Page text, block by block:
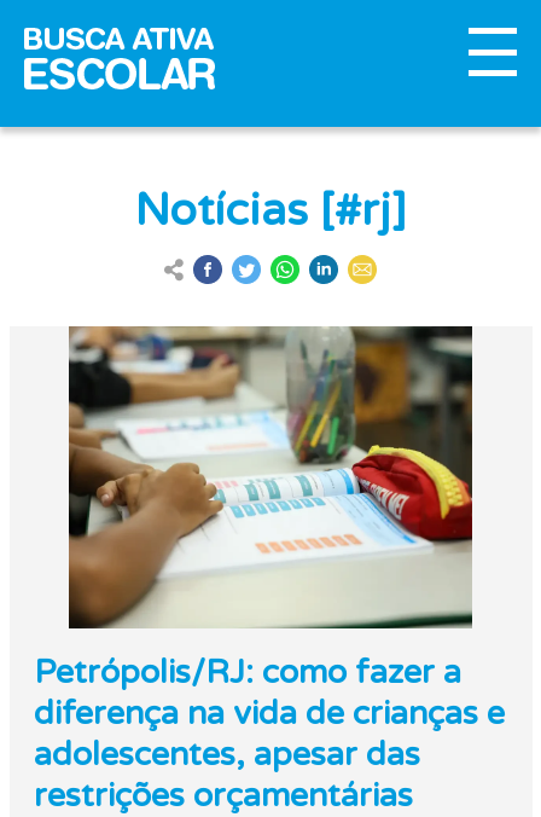
Notícias [#rj]
Petrópolis/RJ: como fazer a
diferença na vida de crianças e
adolescentes, apesar das
restrições orçamentárias